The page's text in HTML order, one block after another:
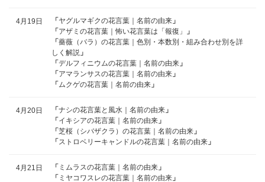
4月19日 「ヤグルマギクの花言葉｜名前の由来 」
「アザミの花言葉｜怖い花言葉は「報復」
」
「薔薇（バラ）の花言葉｜色別・本数別・組み合わせ別を詳
しく解説 」
「デルフィニウムの花言葉｜名前の由来 」
「アマランサスの花言葉｜名前の由来 」
「ムクゲの花言葉｜名前の由来 」
4月20日 「ナシの花言葉と風水｜名前の由来 」
「イキシアの花言葉｜名前の由来 」
「芝桜（シバザクラ）の花言葉｜名前の由来 」
「ストロベリーキャンドルの花言葉｜名前の由来 」
4月21日 「 ミムラスの花言葉｜名前の由来 」
「 ミヤコワスレの花言葉｜名前の由来 」